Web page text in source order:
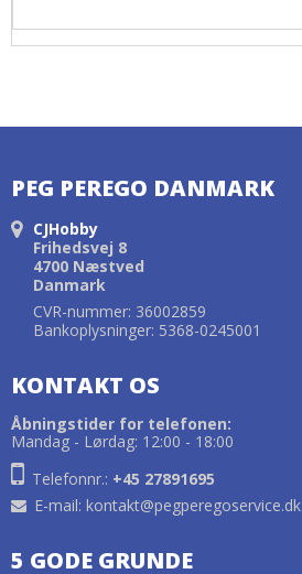
PEG PEREGO DANMARK
CJHobby
Frihedsvej 8
4700 Næstved
Danmark
CVR-nummer: 36002859
Bankoplysninger: 5368-0245001
KONTAKT OS
Åbningstider for telefonen:
Mandag - Lørdag: 12:00 - 18:00
Telefonnr.: +45 27891695
E-mail: kontakt@pegperegoservice.dk
5 GODE GRUNDE